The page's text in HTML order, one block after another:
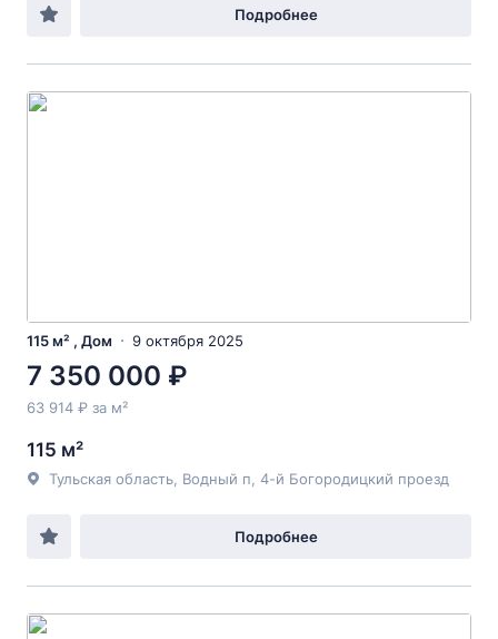
Подробнее
115 м² , Дом 9 октября 2025
7 350 000 ₽
63 914 ₽ за м²
115 м²
Тульская область, Водный п, 4-й Богородицкий проезд
Подробнее